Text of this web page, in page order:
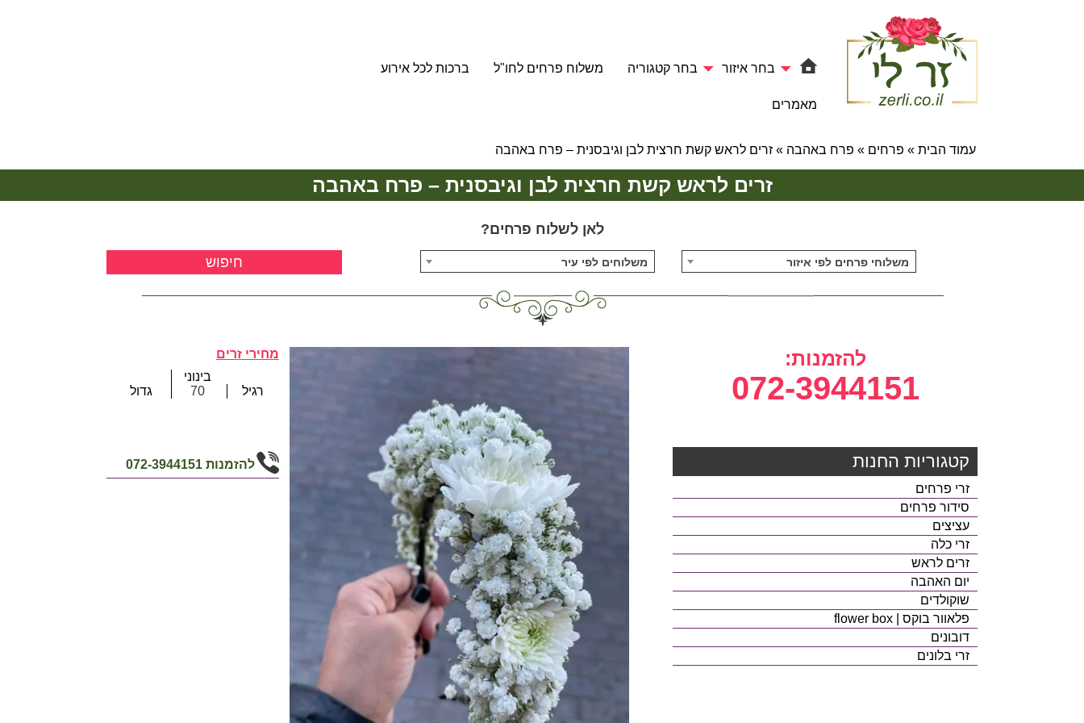
בחר איזור בחר קטגוריה משלוח פרחים לחו"ל ברכות לכל אירוע
מאמרים
עמוד הבית » פרחים » פרח באהבה » זרים לראש קשת חרצית לבן וגיבסנית – פרח באהבה
זרים לראש קשת חרצית לבן וגיבסנית – פרח באהבה
לאן לשלוח פרחים?
משלוחי פרחים לפי איזור משלוחים לפי עיר
להזמנות:
072-3944151
קטגוריות החנות
זרי פרחים
סידור פרחים
עציצים
זרי כלה
זרים לראש
יום האהבה
שוקולדים
פלאוור בוקס | flower box
דובונים
זרי בלונים
מחירי זרים
רגיל
בינוני
70
גדול
להזמנות072-3944151